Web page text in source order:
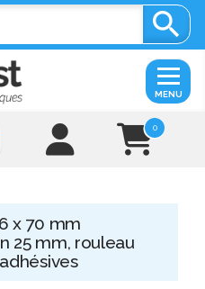

0
MENU
x 70 mm
25 mm, rouleau